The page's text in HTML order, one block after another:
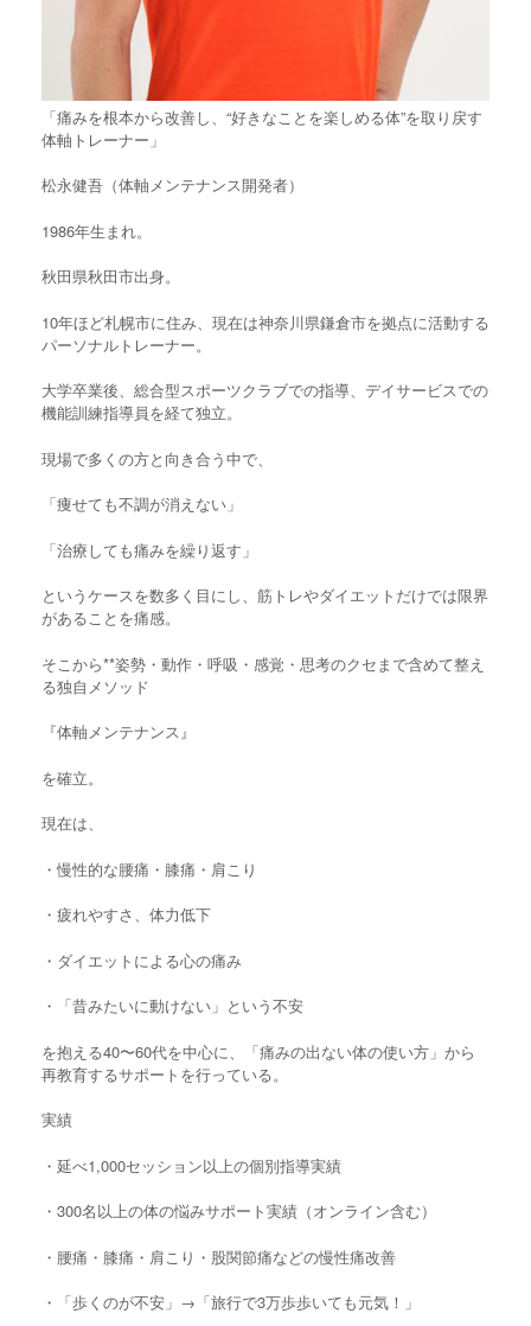
「痛みを根本から改善し、“好きなことを楽しめる体”を取り戻す
体軸トレーナー」
松永健吾（体軸メンテナンス開発者）
1986年生まれ。
秋田県秋田市出身。
10年ほど札幌市に住み、現在は神奈川県鎌倉市を拠点に活動する
パーソナルトレーナー。
大学卒業後、総合型スポーツクラブでの指導、デイサービスでの
機能訓練指導員を経て独立。
現場で多くの方と向き合う中で、
「痩せても不調が消えない」
「治療しても痛みを繰り返す」
というケースを数多く目にし、筋トレやダイエットだけでは限界
があることを痛感。
そこから**姿勢・動作・呼吸・感覚・思考のクセまで含めて整え
る独自メソッド
『体軸メンテナンス』
を確立。
現在は、
・慢性的な腰痛・膝痛・肩こり
・疲れやすさ、体力低下
・ダイエットによる心の痛み
・「昔みたいに動けない」という不安
を抱える40〜60代を中心に、「痛みの出ない体の使い方」から
再教育するサポートを行っている。
実績
・延べ1,000セッション以上の個別指導実績
・300名以上の体の悩みサポート実績（オンライン含む）
・腰痛・膝痛・肩こり・股関節痛などの慢性痛改善
・「歩くのが不安」→「旅行で3万歩歩いても元気！」